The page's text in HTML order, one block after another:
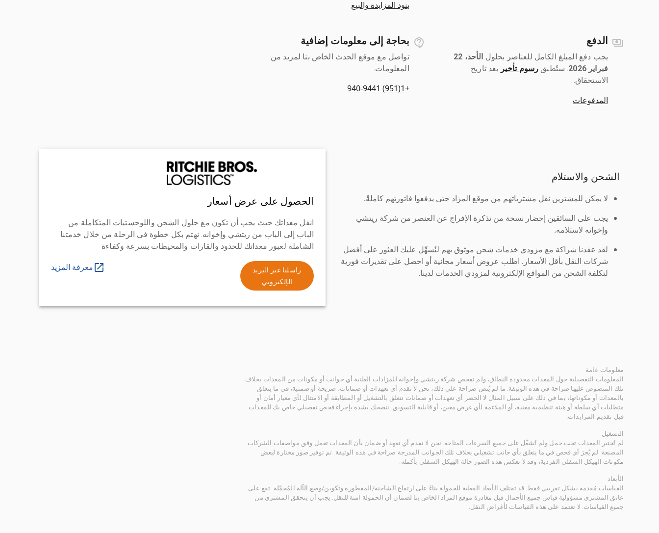
بنود المزايدة والبيع
الدفع
يجب دفع المبلغ الكامل للعناصر بحلول ‎
الأحد، 22
فبراير 2026
‎. ستُطبق رسوم تأخير بعد تاريخ
الاستحقاق.
المدفوعات
بحاجة إلى معلومات إضافية
تواصل مع موقع الحدث الخاص بنا لمزيد من
المعلومات.
+1(951) 940-9441
الشحن والاستلام
لا يمكن للمشترين نقل مشترياتهم من موقع المزاد حتى يدفعوا فاتورتهم كاملةً.
يجب على السائقين إحضار نسخة من تذكرة الإفراج عن العنصر من شركة ريتشي
وإخوانه لاستلامه.
لقد عقدنا شراكة مع مزودي خدمات شحن موثوق بهم لنُسهِّل عليك العثور على أفضل
شركات النقل بأقل الأسعار. اطلب عروض أسعار مجانية أو احصل على تقديرات فورية
لتكلفة الشحن من المواقع الإلكترونية لمزودي الخدمات لدينا.
الحصول على عرض أسعار
انقل معداتك حيث يجب أن تكون مع حلول الشحن واللوجستيات المتكاملة من
الباب إلى الباب من ريتشي وإخوانه. نهتم بكل خطوة في الرحلة من خلال خدمتنا
الشاملة لعبور معداتك للحدود والقارات والمحيطات بسرعة وكفاءة
راسلنا عبر البريد
الإلكتروني
معرفة المزيد
معلومات عامة
المعلومات التفصيلية حول المعدات محدودة النطاق، ولم تفحص شركة ريتشي وإخوانه للمزادات العلنية أي جوانب أو مكونات من المعدات بخلاف
تلك المنصوص عليها صراحة في هذه الوثيقة. ما لم يُنص صراحة على ذلك، نحن لا نقدم أي تعهدات أو ضمانات، صريحة أو ضمنية، في ما يتعلق
بالمعدات أو مكوناتها، بما في ذلك على سبيل المثال لا الحصر أي تعهدات أو ضمانات تتعلق بالتشغيل أو المطابقة أو الامتثال لأي معيار أمان أو
متطلبات أي سلطة أو هيئة تنظيمية معنية، أو الملاءمة لأي غرض معين، أو قابلية التسويق. ننصحك بشدة بإجراء فحص تفصيلي خاص بك للمعدات
قبل تقديم المزايدات.
التشغيل
لم تُختبر المعدات تحت حمل ولم تُشغَّل على جميع السرعات المتاحة. نحن لا نقدم أي تعهد أو ضمان بأن المعدات تعمل وفق مواصفات الشركات
المصنعة. لم يُجرَ أي فحص في ما يتعلق بأي جانب تشغيلي بخلاف تلك الجوانب المدرجة صراحة في هذه الوثيقة. تم توفير صور مختارة لبعض
مكونات الهيكل السفلي الفردية، وقد لا تعكس هذه الصور حالة الهيكل السفلي بأكمله.
الأبعاد
القياسات مُقدمة بشكل تقريبي فقط. قد تختلف الأبعاد الفعلية للحمولة بناءً على ارتفاع الشاحنة/المقطورة وتكوين/وضع الآلة المُحمَّلة. تقع على
عاتق المشتري مسؤولية قياس جميع الأحمال قبل مغادرة موقع المزاد الخاص بنا لضمان أن الحمولة آمنة للنقل. يجب أن يتحقق المشتري من
جميع القياسات. لا تعتمد على هذه القياسات لأغراض النقل.